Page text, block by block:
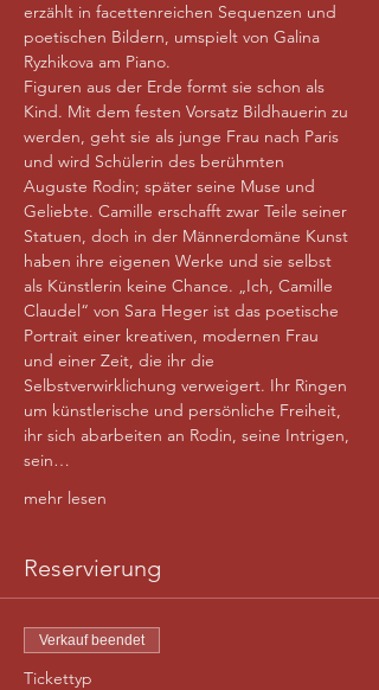
erzählt in facettenreichen Sequenzen und
poetischen Bildern, umspielt von Galina
Ryzhikova am Piano.
Figuren aus der Erde formt sie schon als
Kind. Mit dem festen Vorsatz Bildhauerin zu
werden, geht sie als junge Frau nach Paris
und wird Schülerin des berühmten
Auguste Rodin; später seine Muse und
Geliebte. Camille erschafft zwar Teile seiner
Statuen, doch in der Männerdomäne Kunst
haben ihre eigenen Werke und sie selbst
als Künstlerin keine Chance. „Ich, Camille
Claudel“ von Sara Heger ist das poetische
Portrait einer kreativen, modernen Frau
und einer Zeit, die ihr die
Selbstverwirklichung verweigert. Ihr Ringen
um künstlerische und persönliche Freiheit,
ihr sich abarbeiten an Rodin, seine Intrigen,
sein…
mehr lesen
Reservierung
Verkauf beendet
Tickettyp